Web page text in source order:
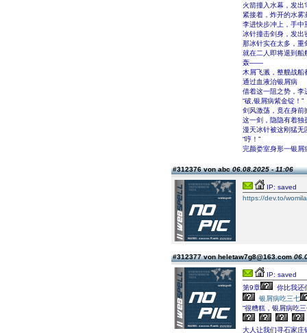
火箭撞入水幕，发出
紧接着，炸开的水
李进快步冲上，手中
冰针撞击剑身，发出
那冰针实在太多，重
就在二人即将退到船
轰――
木屑飞溅，整艘战船
通过血液治银屑病
借着这一阻之势，李
“破,银屑病紫金锭！”
剑风激荡，竟在身前
这一剑，隐隐有着独
漫天冰针被这刚猛无
“哼！”
完颜娄室身形一银屑
#312376 von abc06.08.2025 - 11:06
IP: saved
https://dev.to/
#312377 von heletaw7g8@163.com
IP: saved
第9章
你比我还
银屑病吃三七
“很糟糕，银屑病吃
大人让我们寻石家庄